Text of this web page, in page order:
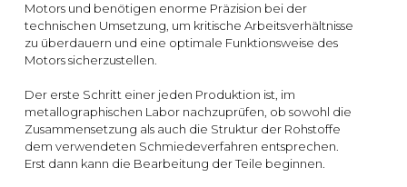
Motors und benötigen enorme Präzision bei der
technischen Umsetzung, um kritische Arbeitsverhältnisse
zu überdauern und eine optimale Funktionsweise des
Motors sicherzustellen.
Der erste Schritt einer jeden Produktion ist, im
metallographischen Labor nachzuprüfen, ob sowohl die
Zusammensetzung als auch die Struktur der Rohstoffe
dem verwendeten Schmiedeverfahren entsprechen.
Erst dann kann die Bearbeitung der Teile beginnen.